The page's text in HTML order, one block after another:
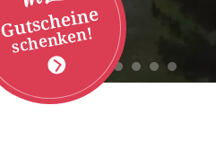
Gutscheine
schenken!